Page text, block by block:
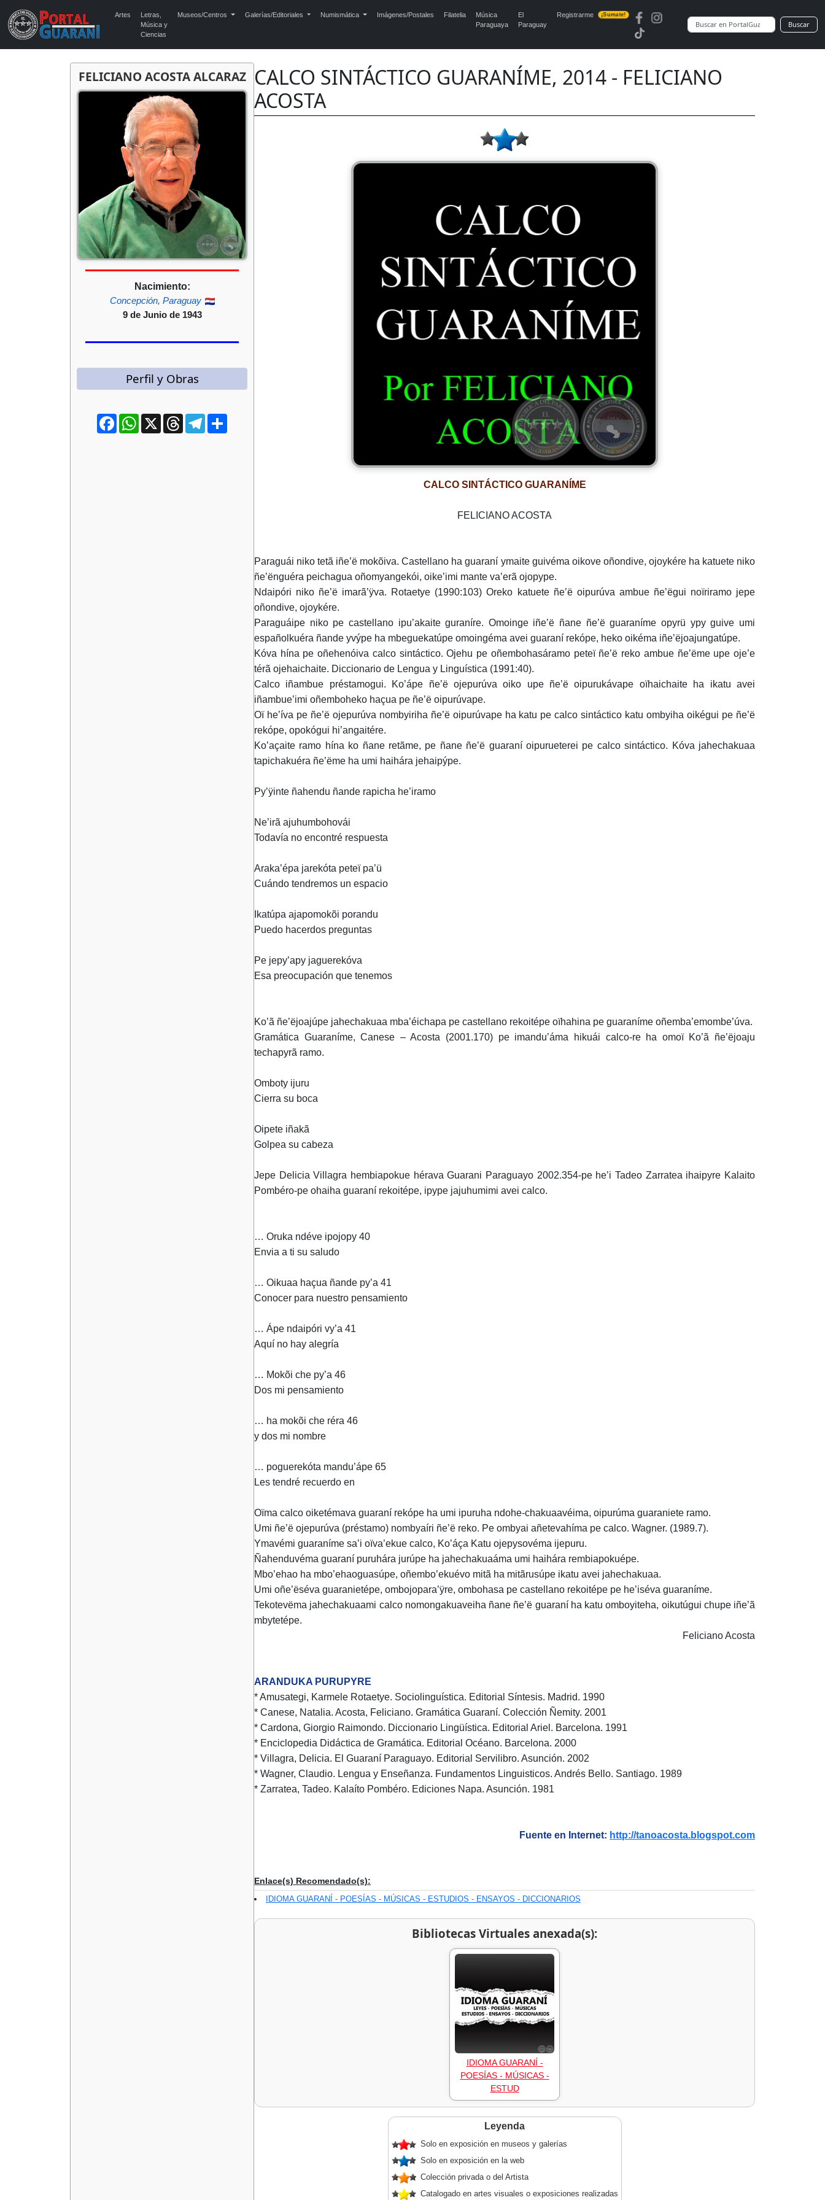
Artes
Letras,
Música y
Ciencias
Museos/Centros Galerías/Editoriales Numismática Imágenes/Postales Filatelia
Música
Paraguaya
El
Paraguay
Registrarme ¡Sumate!
Buscar
FELICIANO ACOSTA ALCARAZ
Nacimiento:
Concepción, Paraguay
9 de Junio de 1943
Perfil y Obras
FacebookWhatsApp
X ThreadsTelegram
CALCO SINTÁCTICO GUARANÍME, 2014 - FELICIANO
ACOSTA
CALCO SINTÁCTICO GUARANÍME
FELICIANO ACOSTA
Paraguái niko tetã iñe’ë mokõiva. Castellano ha guaraní ymaite guivéma oikove oñondive, ojoykére ha katuete niko
ñe’ënguéra peichagua oñomyangekói, oike’imi mante va’erã ojopype.
Ndaipóri niko ñe’ë imarã’ÿva. Rotaetye (1990:103) Oreko katuete ñe’ë oipurúva ambue ñe’ëgui noïriramo jepe
oñondive, ojoykére.
Paraguáipe niko pe castellano ipu’akaite guraníre. Omoinge iñe’ë ñane ñe’ë guaraníme opyrü ypy guive umi
españolkuéra ñande yvýpe ha mbeguekatúpe omoingéma avei guaraní rekópe, heko oikéma iñe’ëjoajungatúpe.
Kóva hína pe oñehenóiva calco sintáctico. Ojehu pe oñembohasáramo peteï ñe’ë reko ambue ñe’ëme upe oje’e
térã ojehaichaite. Diccionario de Lengua y Linguística (1991:40).
Calco iñambue préstamogui. Ko’ápe ñe’ë ojepurúva oiko upe ñe’ë oipurukávape oïhaichaite ha ikatu avei
iñambue’imi oñemboheko haçua pe ñe’ë oipurúvape.
Oï he’íva pe ñe’ë ojepurúva nombyiriha ñe’ë oipurúvape ha katu pe calco sintáctico katu ombyiha oikégui pe ñe’ë
rekópe, opokógui hi’angaitére.
Ko’açaite ramo hína ko ñane retãme, pe ñane ñe’ë guaraní oipurueterei pe calco sintáctico. Kóva jahechakuaa
tapichakuéra ñe’ëme ha umi haihára jehaipýpe.
Py’ÿinte ñahendu ñande rapicha he’iramo
Ne’irã ajuhumbohovái
Todavía no encontré respuesta
Araka’épa jarekóta peteï pa’ü
Cuándo tendremos un espacio
Ikatúpa ajapomokõi porandu
Puedo hacerdos preguntas
Pe jepy’apy jaguerekóva
Esa preocupación que tenemos
Ko’ã ñe’ëjoajúpe jahechakuaa mba’éichapa pe castellano rekoitépe oïhahina pe guaraníme oñemba’emombe’úva.
Gramática Guaraníme, Canese – Acosta (2001.170) pe imandu’áma hikuái calco-re ha omoï Ko’ã ñe’ëjoaju
techapyrã ramo.
Omboty ijuru
Cierra su boca
Oipete iñakã
Golpea su cabeza
Jepe Delicia Villagra hembiapokue hérava Guarani Paraguayo 2002.354-pe he’i Tadeo Zarratea ihaipyre Kalaito
Pombéro-pe ohaiha guaraní rekoitépe, ipype jajuhumimi avei calco.
… Oruka ndéve ipojopy 40
Envia a ti su saludo
… Oikuaa haçua ñande py’a 41
Conocer para nuestro pensamiento
… Ápe ndaipóri vy’a 41
Aquí no hay alegría
… Mokõi che py’a 46
Dos mi pensamiento
… ha mokõi che réra 46
y dos mi nombre
… poguerekóta mandu’ápe 65
Les tendré recuerdo en
Oïma calco oiketémava guaraní rekópe ha umi ipuruha ndohe-chakuaavéima, oipurúma guaraniete ramo.
Umi ñe’ë ojepurúva (préstamo) nombyaíri ñe’ë reko. Pe ombyai añetevahíma pe calco. Wagner. (1989.7).
Ymavémi guaraníme sa’i oïva’ekue calco, Ko’áça Katu ojepysovéma ijepuru.
Ñahenduvéma guaraní puruhára jurúpe ha jahechakuaáma umi haihára rembiapokuépe.
Mbo’ehao ha mbo’ehaoguasúpe, oñembo’ekuévo mitã ha mitãrusúpe ikatu avei jahechakuaa.
Umi oñe’ëséva guaranietépe, ombojopara’ÿre, ombohasa pe castellano rekoitépe pe he’iséva guaraníme.
Tekotevëma jahechakuaami calco nomongakuaveiha ñane ñe’ë guaraní ha katu omboyiteha, oikutúgui chupe iñe’ã
mbytetépe.
Feliciano Acosta
ARANDUKA PURUPYRE
* Amusategi, Karmele Rotaetye. Sociolinguística. Editorial Síntesis. Madrid. 1990
* Canese, Natalia. Acosta, Feliciano. Gramática Guaraní. Colección Ñemity. 2001
* Cardona, Giorgio Raimondo. Diccionario Lingüística. Editorial Ariel. Barcelona. 1991
* Enciclopedia Didáctica de Gramática. Editorial Océano. Barcelona. 2000
* Villagra, Delicia. El Guaraní Paraguayo. Editorial Servilibro. Asunción. 2002
* Wagner, Claudio. Lengua y Enseñanza. Fundamentos Linguisticos. Andrés Bello. Santiago. 1989
* Zarratea, Tadeo. Kalaíto Pombéro. Ediciones Napa. Asunción. 1981
Fuente en Internet: http://tanoacosta.blogspot.com
Enlace(s) Recomendado(s):
IDIOMA GUARANÍ - POESÍAS - MÚSICAS - ESTUDIOS - ENSAYOS - DICCIONARIOS
Bibliotecas Virtuales anexada(s):
IDIOMA GUARANÍ -
POESÍAS - MÚSICAS -
ESTUD
Leyenda
Solo en exposición en museos y galerías
Solo en exposición en la web
Colección privada o del Artista
Catalogado en artes visuales o exposiciones realizadas